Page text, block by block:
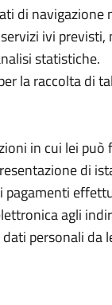
di
ivi
statistiche.
la raccolta di
in cui lei
di
pagamenti
agli
personali